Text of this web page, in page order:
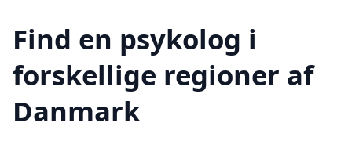
Find en psykolog i
forskellige regioner af
Danmark